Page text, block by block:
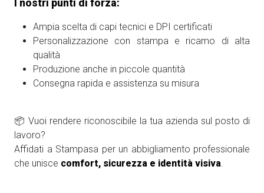
I nostri punti di forza:
Ampia scelta di capi tecnici e DPI certificati
Personalizzazione con stampa e ricamo di alta
qualità
Produzione anche in piccole quantità
Consegna rapida e assistenza su misura
📦 Vuoi rendere riconoscibile la tua azienda sul posto di
lavoro?
Affidati a Stampasa per un abbigliamento professionale
che unisce comfort, sicurezza e identità visiva.